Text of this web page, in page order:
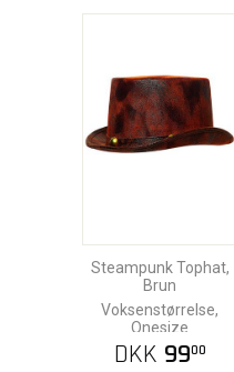
Steampunk Tophat,
Brun
Voksenstørrelse,
Onesize
DKK 9900